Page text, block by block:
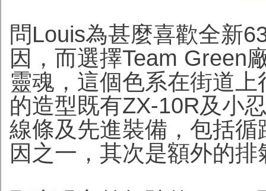
問Louis為甚麼喜歡全新
因，而選擇Team Green
靈魂，這個色系在街道
的造型既有ZX-10R及小
線條及先進裝備，包括
因之一，其次是額外的